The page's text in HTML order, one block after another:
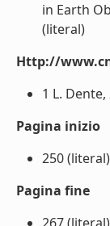
in Earth
(literal)
Http://
1 L.
Pagina inizio
250 (literal)
Pagina fine